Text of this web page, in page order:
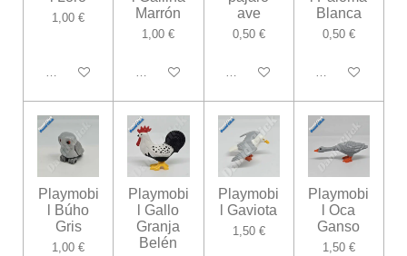
1,00 €
Añadir al carrito
Marrón
1,00 €
Añadir al carrito
ave
0,50 €
Añadir al carrito
Blanca
0,50 €
Añadir al carrito
Playmobi
l Búho
Gris
1,00 €
Playmobi
l Gallo
Granja
Belén
Playmobi
l Gaviota
1,50 €
Playmobi
l Oca
Ganso
1,50 €